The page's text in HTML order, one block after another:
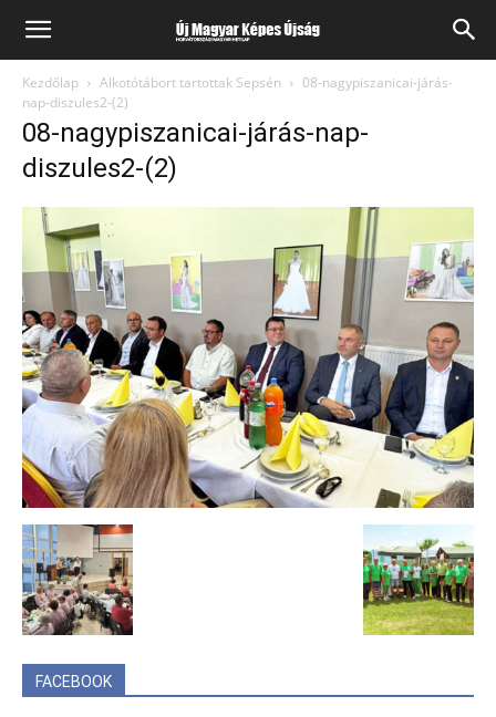
Kezdőlap Alkotótábort tartottak Sepsén
08-nagypiszanicai-járás-
nap-diszules2-(2)
08-nagypiszanicai-járás-nap-
diszules2-(2)
FACEBOOK